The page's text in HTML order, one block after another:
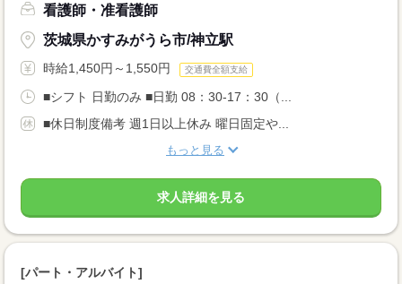
看護師・准看護師
茨城県かすみがうら市/神立駅
時給1,450円～1,550円 交通費全額支給
■シフト 日勤のみ ■日勤 08：30-17：30（...
■休日制度備考 週1日以上休み 曜日固定や...
もっと見る
求人詳細を見る
[パート・アルバイト]